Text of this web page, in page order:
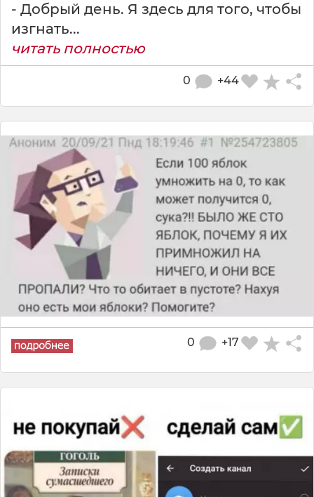
- Добрый день. Я здесь для того, чтобы
изгнать...
читать полностью
+44
0
+17
0